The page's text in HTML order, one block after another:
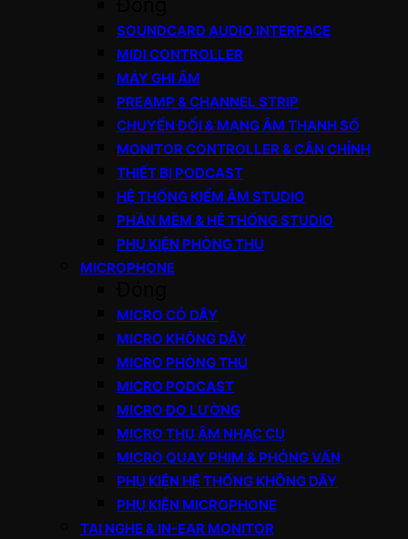
SOUNDCARD AUDIO INTERFACE
MIDI CONTROLLER
MÁY GHI ÂM
PREAMP & CHANNEL STRIP
CHUYỂN ĐỔI & MẠNG ÂM THANH SỐ
MONITOR CONTROLLER & CÂN CHỈNH
THIẾT BỊ PODCAST
HỆ THỐNG KIỂM ÂM STUDIO
PHẦN MỀM & HỆ THỐNG STUDIO
PHỤ KIỆN PHÒNG THU
MICROPHONE
MICRO CÓ DÂY
MICRO KHÔNG DÂY
MICRO PHÒNG THU
MICRO PODCAST
MICRO ĐO LƯỜNG
MICRO THU ÂM NHẠC CỤ
MICRO QUAY PHIM & PHỎNG VẤN
PHỤ KIỆN HỆ THỐNG KHÔNG DÂY
PHỤ KIỆN MICROPHONE
TAI NGHE & IN-EAR MONITOR